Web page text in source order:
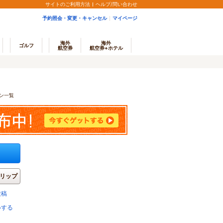
サイトのご利用方法 ヘルプ/問い合わせ
予約照会・変更・キャンセル マイページ
ゴルフ
海外
航空券
海外
航空券+ホテル
一覧
ップ
る